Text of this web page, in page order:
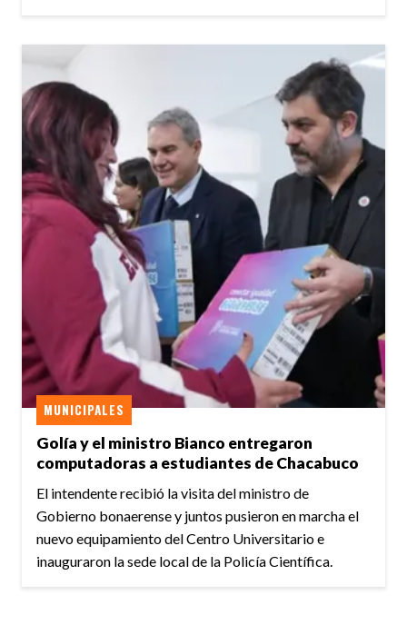
Golía y el ministro Bianco entregaron
computadoras a estudiantes de Chacabuco
MUNICIPALES
El intendente recibió la visita del ministro de
Gobierno bonaerense y juntos pusieron en marcha el
nuevo equipamiento del Centro Universitario e
inauguraron la sede local de la Policía Científica.